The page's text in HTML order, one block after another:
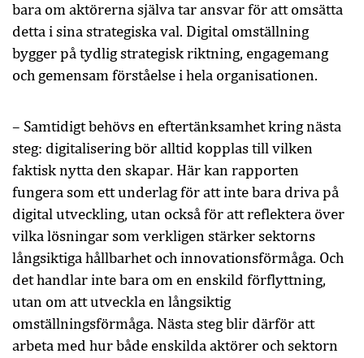
bara om aktörerna själva tar ansvar för att omsätta
detta i sina strategiska val. Digital omställning
bygger på tydlig strategisk riktning, engagemang
och gemensam förståelse i hela organisationen.
– Samtidigt behövs en eftertänksamhet kring nästa
steg: digitalisering bör alltid kopplas till vilken
faktisk nytta den skapar. Här kan rapporten
fungera som ett underlag för att inte bara driva på
digital utveckling, utan också för att reflektera över
vilka lösningar som verkligen stärker sektorns
långsiktiga hållbarhet och innovationsförmåga. Och
det handlar inte bara om en enskild förflyttning,
utan om att utveckla en långsiktig
omställningsförmåga. Nästa steg blir därför att
arbeta med hur både enskilda aktörer och sektorn